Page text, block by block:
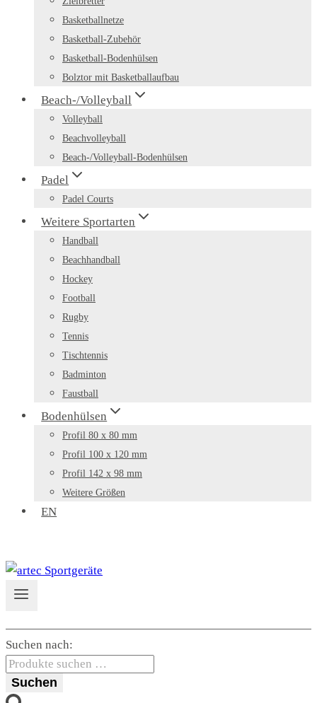
Basketballnetze
Basketball-Zubehör
Basketball-Bodenhülsen
Bolztor mit Basketballaufbau
Beach-/Volleyball
Volleyball
Beachvolleyball
Beach-/Volleyball-Bodenhülsen
Padel
Padel Courts
Weitere Sportarten
Handball
Beachhandball
Hockey
Football
Rugby
Tennis
Tischtennis
Badminton
Faustball
Bodenhülsen
Profil 80 x 80 mm
Profil 100 x 120 mm
Profil 142 x 98 mm
Weitere Größen
EN
Suchen nach:
Suchen